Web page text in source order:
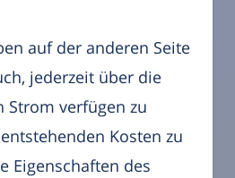
auf der anderen Seite
jederzeit über die
Strom verfügen zu
Kosten zu
Eigenschaften des